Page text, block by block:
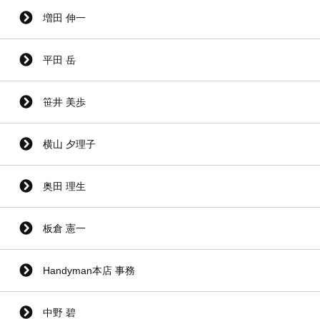
増田 伸一
平田 岳
笹井 美歩
横山 夕理子
奥田 理生
板倉 憲一
Handyman本店 事務
中野 碧